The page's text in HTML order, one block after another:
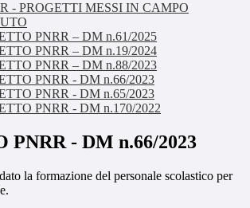
- PROGETTI MESSI IN CAMPO
PNRR – DM n.61/2025
PNRR – DM n.19/2024
PNRR – DM n.88/2023
PNRR - DM n.66/2023
PNRR - DM n.65/2023
PNRR - DM n.170/2022
PNRR - DM n.66/2023
la formazione del personale scolastico per